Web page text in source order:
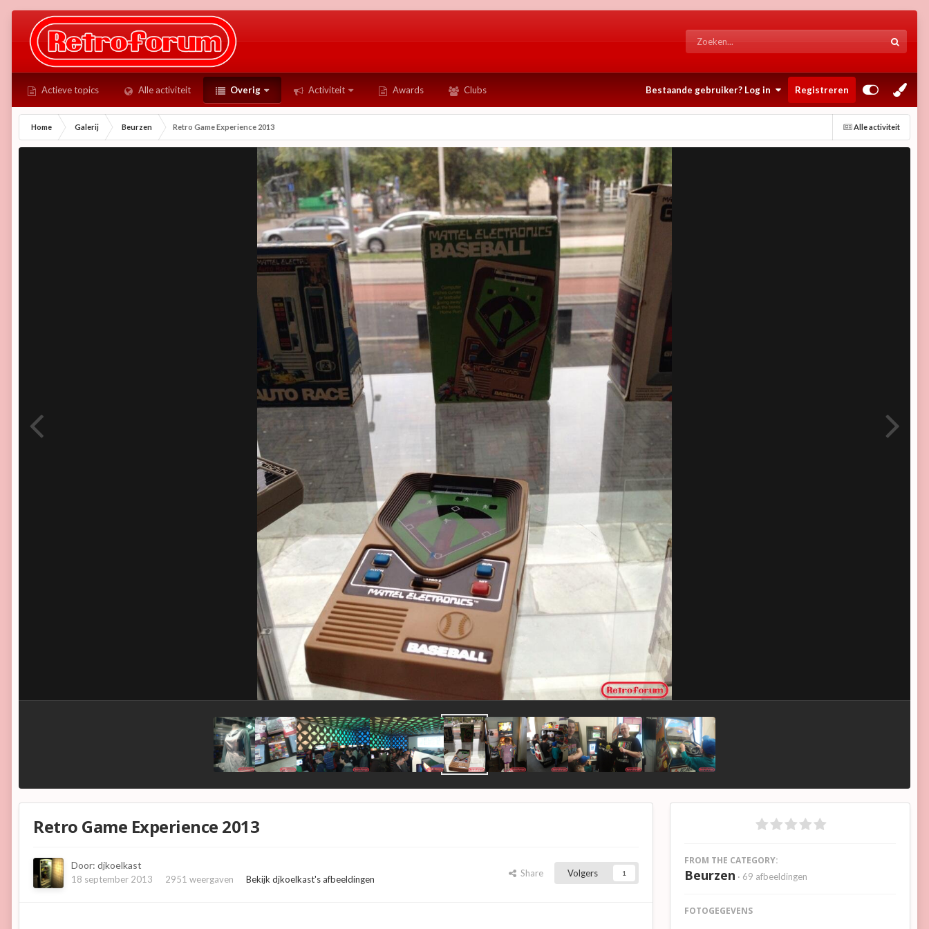
Actieve topics Alle activiteit Overig Activiteit Awards Clubs Bestaande gebruiker? Log in Registreren
Alle activiteit
Home Galerij Beurzen Retro Game Experience 2013
Retro Game Experience 2013
Door: djkoelkast
18 september 2013 2951 weergaven Bekijk djkoelkast's afbeeldingen
Share Volgers 1
FROM THE CATEGORY:
Beurzen · 69 afbeeldingen
FOTOGEGEVENS